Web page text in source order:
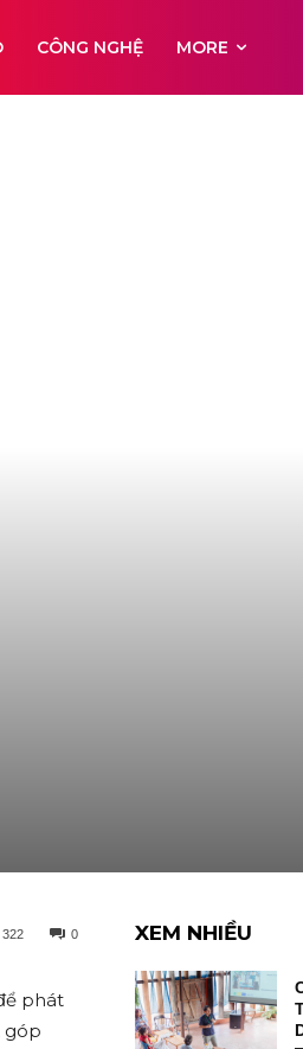
CÔNG NGHỆ MORE
0
322
phát
góp
XEM NHIỀU